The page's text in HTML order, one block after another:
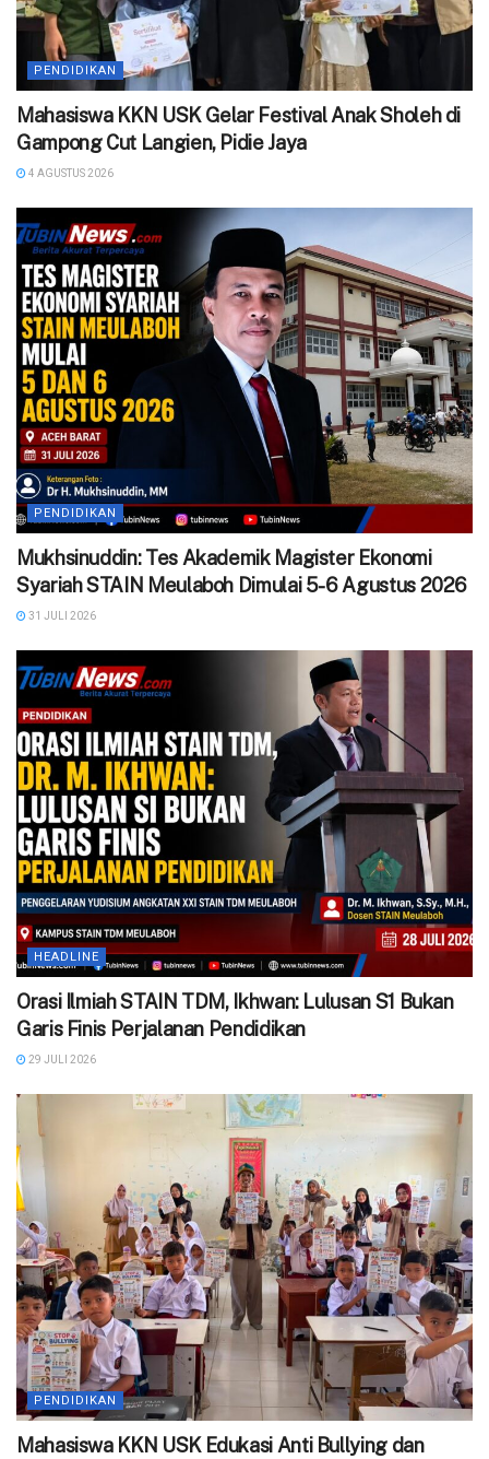
PENDIDIKAN
Mahasiswa KKN USK Gelar Festival Anak Sholeh di
Gampong Cut Langien, Pidie Jaya
4 AGUSTUS 2026
PENDIDIKAN
Mukhsinuddin: Tes Akademik Magister Ekonomi
Syariah STAIN Meulaboh Dimulai 5-6 Agustus 2026
31 JULI 2026
HEADLINE
Orasi Ilmiah STAIN TDM, Ikhwan: Lulusan S1 Bukan
Garis Finis Perjalanan Pendidikan
29 JULI 2026
PENDIDIKAN
‎Mahasiswa KKN USK Edukasi Anti Bullying dan